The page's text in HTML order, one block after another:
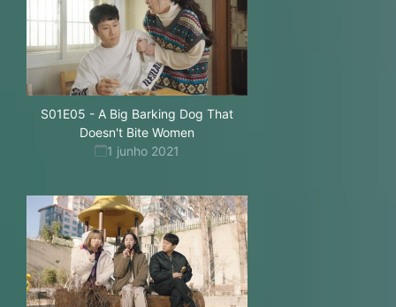
S01E05 - A Big Barking Dog That
Doesn't Bite Women
1 junho 2021